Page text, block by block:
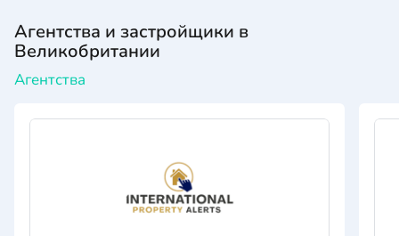
Агентства и застройщики в
Великобритании
Агентства